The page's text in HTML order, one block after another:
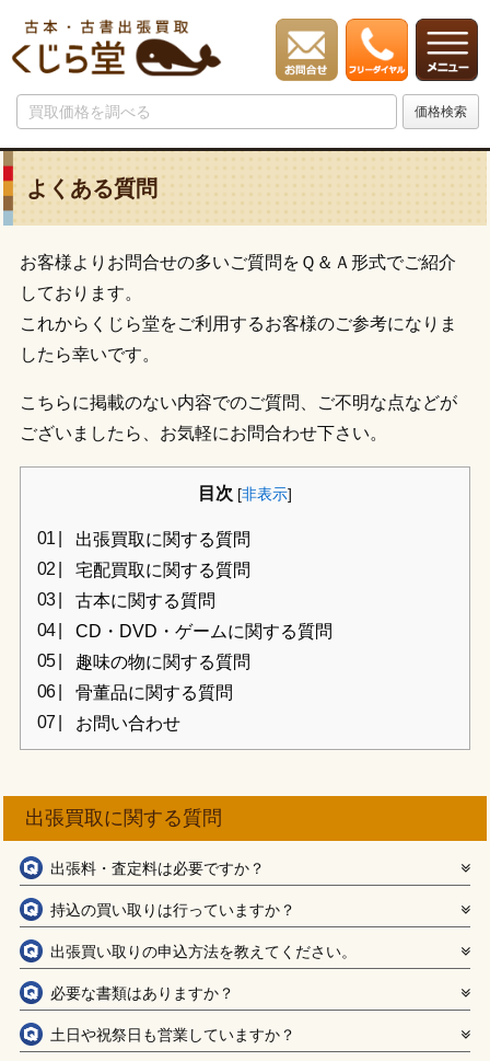
よくある質問
お客様よりお問合せの多いご質問をＱ＆Ａ形式でご紹介
しております。
これからくじら堂をご利用するお客様のご参考になりま
したら幸いです。
こちらに掲載のない内容でのご質問、ご不明な点などが
ございましたら、お気軽にお問合わせ下さい。
目次 [非表示]
出張買取に関する質問
宅配買取に関する質問
古本に関する質問
CD・DVD・ゲームに関する質問
趣味の物に関する質問
骨董品に関する質問
お問い合わせ
出張買取に関する質問
出張料・査定料は必要ですか？
持込の買い取りは行っていますか？
出張買い取りの申込方法を教えてください。
必要な書類はありますか？
土日や祝祭日も営業していますか？